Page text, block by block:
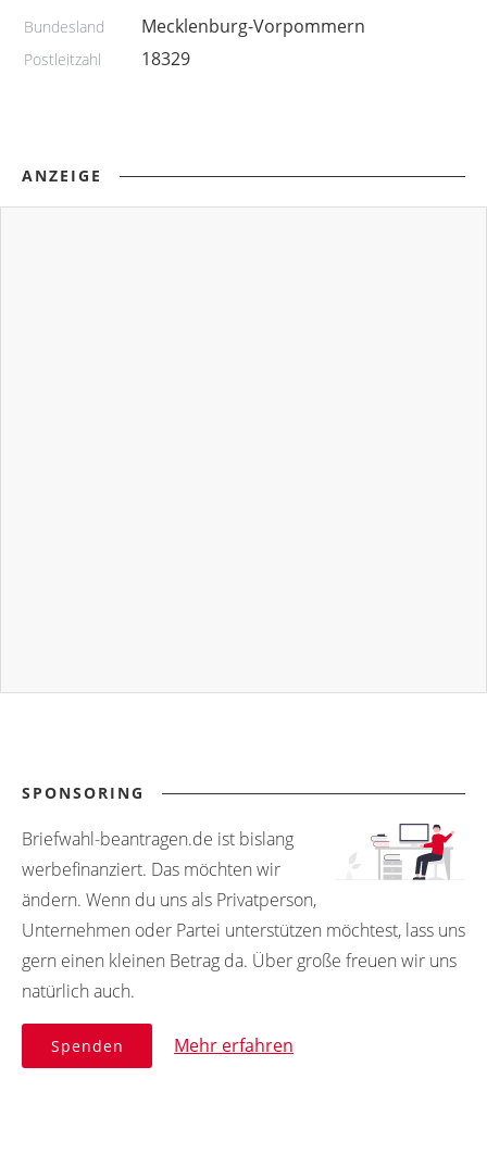
Bundesland Mecklenburg-Vorpommern
Postleitzahl 18329
ANZEIGE
SPONSORING
Briefwahl-beantragen.de ist bislang
werbefinanziert. Das möchten wir
ändern. Wenn du uns als Privatperson,
Unternehmen oder Partei unterstützen möchtest, lass uns
gern einen kleinen Betrag da. Über große freuen wir uns
natürlich auch.
Spenden Mehr erfahren